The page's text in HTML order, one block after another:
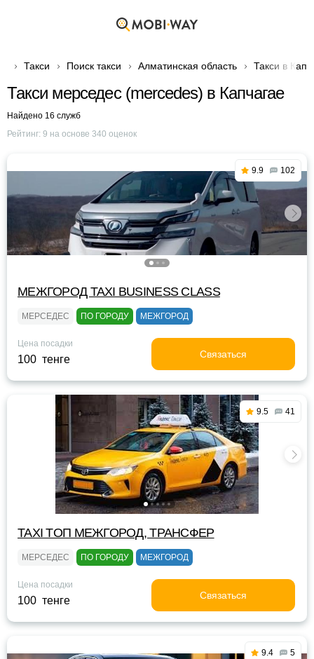
Такси Поиск такси Алматинская область Такси в
Такси мерседес (mercedes) в Капчагае
Найдено 16 служб
Рейтинг: 9 на основе 340 оценок
9.9 102
МЕЖГОРОД TAXI BUSINESS CLASS
МЕРСЕДЕС ПО ГОРОДУ МЕЖГОРОД
Цена посадки
100 тенге Связаться
9.5 41
TAXI TOП МЕЖГОРОД, ТРАНСФЕР
МЕРСЕДЕС ПО ГОРОДУ МЕЖГОРОД
Цена посадки
100 тенге Связаться
9.4 5